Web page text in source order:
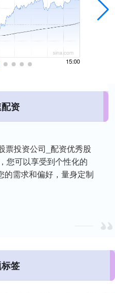
资
票投资公司_配资优秀股
您可以享受到个性化的
的需求和偏好，量身定制
签